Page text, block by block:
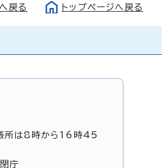
戻る トップページへ戻る
所は8時から16時45
庁